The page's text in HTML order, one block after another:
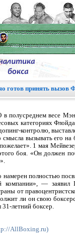
готов принять вызов
полусреднем весе
категориях
контролю,
смысла вызывать его
1 мая
боя. «Он должен
намерен полностью
компании», — заявил
от
ли он свою
31-летний боксер.
AllBoxing.ru)